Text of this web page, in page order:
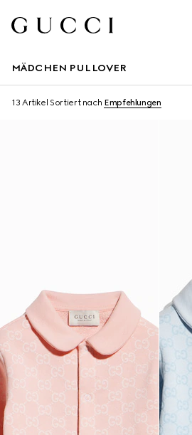
MÄDCHEN PULLOVER
13 Artikel Sortiert nach Empfehlungen